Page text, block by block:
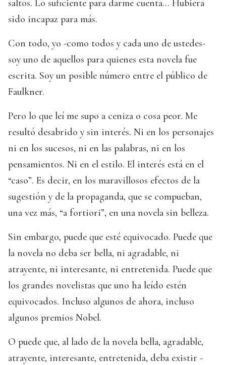
saltos. Lo suficiente para darme cuenta… Hubiera
sido incapaz para más.
Con todo, yo -como todos y cada uno de ustedes-
soy uno de aquellos para quienes esta novela fue
escrita. Soy un posible número entre el público de
Faulkner.
Pero lo que leí me supo a ceniza o cosa peor. Me
resultó desabrido y sin interés. Ni en los personajes
ni en los sucesos, ni en las palabras, ni en los
pensamientos. Ni en el estilo. El interés está en el
“caso”. Es decir, en los maravillosos efectos de la
sugestión y de la propaganda, que se compueban,
una vez más, “a fortiori”, en una novela sin belleza.
Sin embargo, puede que esté equivocado. Puede que
la novela no deba ser bella, ni agradable, ni
atrayente, ni interesante, ni entretenida. Puede que
los grandes novelistas que uno ha leído estén
equivocados. Incluso algunos de ahora, incluso
algunos premios Nobel.
O puede que, al lado de la novela bella, agradable,
atrayente, interesante, entretenida, deba existir -